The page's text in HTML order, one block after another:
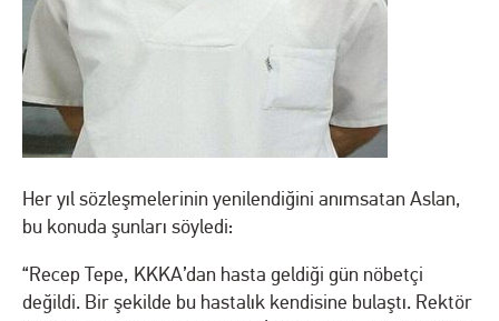
Her yıl sözleşmelerinin yenilendiğini anımsatan Aslan,
bu konuda şunları söyledi:
“Recep Tepe, KKKA’dan hasta geldiği gün nöbetçi
değildi. Bir şekilde bu hastalık kendisine bulaştı. Rektör